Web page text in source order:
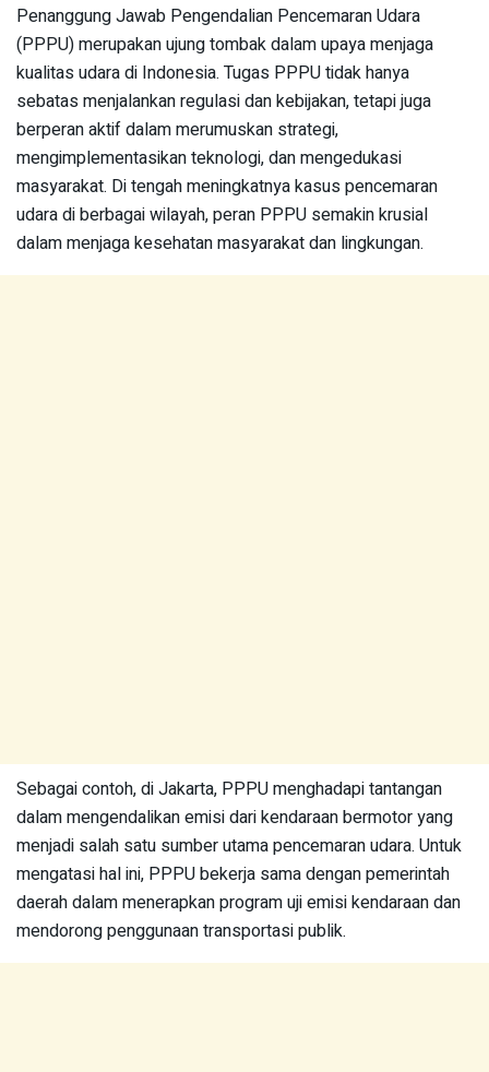
Penanggung Jawab Pengendalian Pencemaran Udara
(PPPU) merupakan ujung tombak dalam upaya menjaga
kualitas udara di Indonesia. Tugas PPPU tidak hanya
sebatas menjalankan regulasi dan kebijakan, tetapi juga
berperan aktif dalam merumuskan strategi,
mengimplementasikan teknologi, dan mengedukasi
masyarakat. Di tengah meningkatnya kasus pencemaran
udara di berbagai wilayah, peran PPPU semakin krusial
dalam menjaga kesehatan masyarakat dan lingkungan.
Sebagai contoh, di Jakarta, PPPU menghadapi tantangan
dalam mengendalikan emisi dari kendaraan bermotor yang
menjadi salah satu sumber utama pencemaran udara. Untuk
mengatasi hal ini, PPPU bekerja sama dengan pemerintah
daerah dalam menerapkan program uji emisi kendaraan dan
mendorong penggunaan transportasi publik.